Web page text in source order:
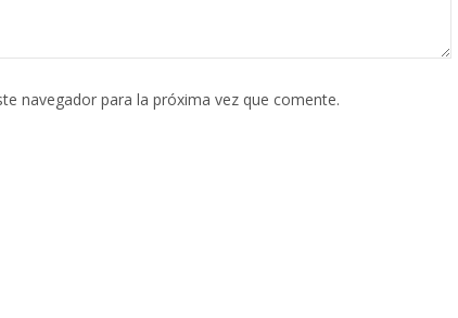
navegador para la próxima vez que comente.